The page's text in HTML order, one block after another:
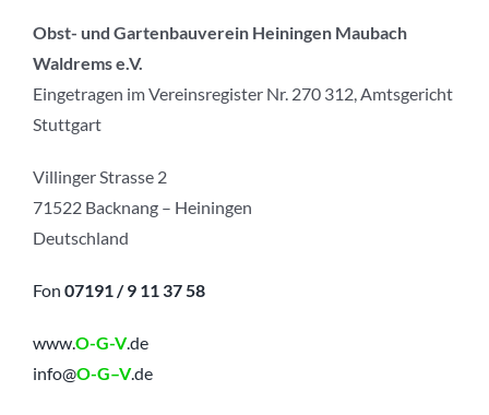
Obst- und Gartenbauverein Heiningen Maubach
Waldrems e.V.
Eingetragen im Vereinsregister Nr. 270 312, Amtsgericht
Stuttgart
Villinger Strasse 2
71522 Backnang – Heiningen
Deutschland
Fon 07191 / 9 11 37 58
www.O-G-V.de
info@O-G–V.de